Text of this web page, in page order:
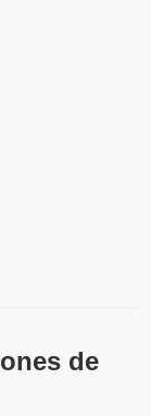
de